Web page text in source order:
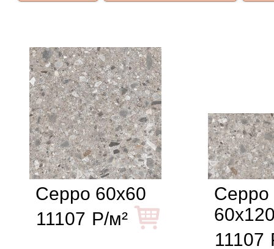
Ceppo 60x60
11107 Р/м²
Ceppo
11107